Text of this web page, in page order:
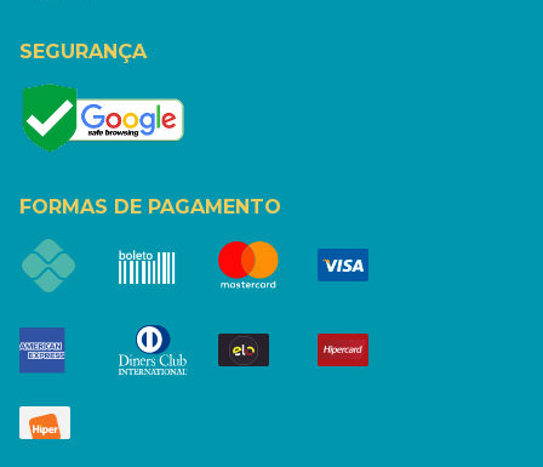
SEGURANÇA
FORMAS DE PAGAMENTO